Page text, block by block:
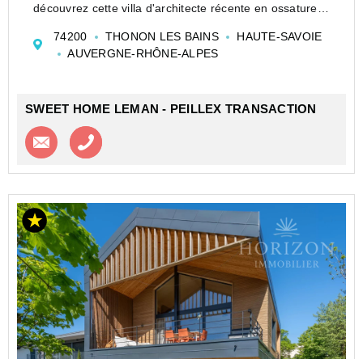
découvrez cette villa d'architecte récente en ossature
écologiques et des prestations de qualité.
74200 THONON LES BAINS
HAUTE-SAVOIE
AUVERGNE-RHÔNE-ALPES
SWEET HOME LEMAN - PEILLEX TRANSACTION
Contacter l'agence